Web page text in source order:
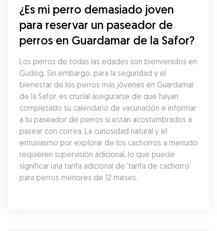
¿Es mi perro demasiado joven
para reservar un paseador de
perros en Guardamar de la Safor?
Los perros de todas las edades son bienvenidos en
Gudog. Sin embargo, para la seguridad y el
bienestar de los perros más jóvenes en Guardamar
de la Safor, es crucial asegurarse de que hayan
completado su calendario de vacunación e informar
a tu paseador de perros si están acostumbrados a
pasear con correa. La curiosidad natural y el
entusiasmo por explorar de los cachorros a menudo
requieren supervisión adicional, lo que puede
significar una tarifa adicional de 'tarifa de cachorro'
para perros menores de 12 meses.